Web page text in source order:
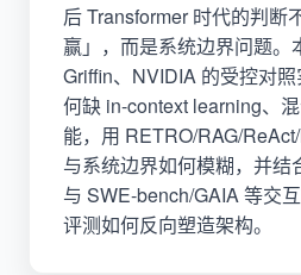
后 Transformer 时代的判断
赢」，而是系统边界问题。
Griffin、NVIDIA 的受控对
何缺 in-context learning、
能，用 RETRO/RAG/
与系统边界如何模糊，并结
与 SWE-bench/GAIA 等交
评测如何反向塑造架构。